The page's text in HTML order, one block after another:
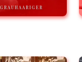
GRAUHAARIGER